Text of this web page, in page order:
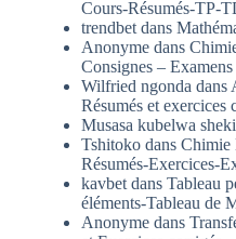
Cours-Résumés-TP-
trendbet dans
Anonyme dans
Consignes – Examens
Wilfried ngonda dans
Résumés et exercices
Musasa kubelwa
Tshitoko dans Chimie
Résumés-Exercices-
kavbet dans Tableau
éléments-Tableau de
Anonyme dans